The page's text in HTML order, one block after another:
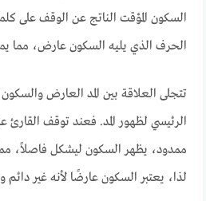
السكون المؤقت الناتج عن الوقف على
الحرف الذي يليه السكون عارض، مما
تتجلى العلاقة بين المد العارض
الرئيسي لظهور المد. فعند توقف
ممدود، يظهر السكون ليشكل فاصلاً،
لذا، يعتبر السكون عارضًا لأنه غير دائم